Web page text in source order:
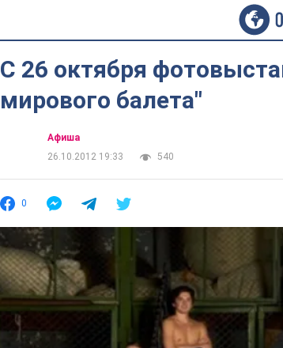
C 26 октября
мирового балета"
Афиша
26.10.2012 19:33
540
0